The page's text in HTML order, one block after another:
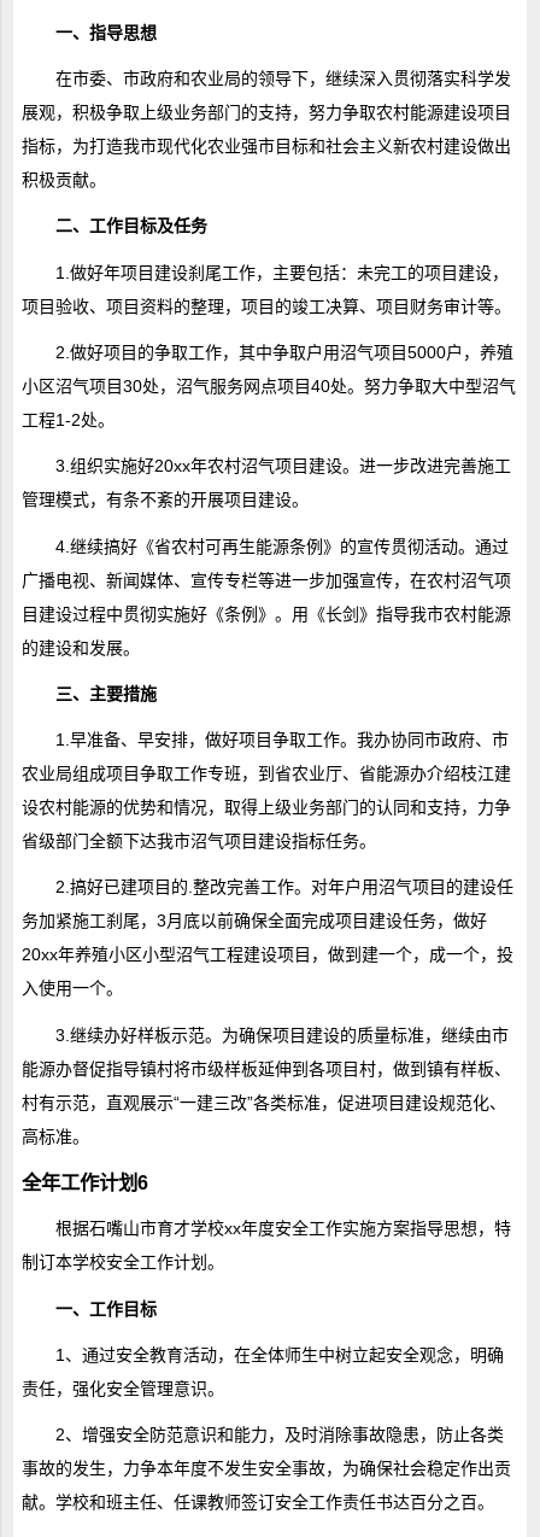
一、指导思想
在市委、市政府和农业局的领导下，继续深入贯彻落实科学发
展观，积极争取上级业务部门的支持，努力争取农村能源建设项目
指标，为打造我市现代化农业强市目标和社会主义新农村建设做出
积极贡献。
二、工作目标及任务
1.做好年项目建设刹尾工作，主要包括：未完工的项目建设，
项目验收、项目资料的整理，项目的竣工决算、项目财务审计等。
2.做好项目的争取工作，其中争取户用沼气项目5000户，养殖
小区沼气项目30处，沼气服务网点项目40处。努力争取大中型沼气
工程1-2处。
3.组织实施好20xx年农村沼气项目建设。进一步改进完善施工
管理模式，有条不紊的开展项目建设。
4.继续搞好《省农村可再生能源条例》的宣传贯彻活动。通过
广播电视、新闻媒体、宣传专栏等进一步加强宣传，在农村沼气项
目建设过程中贯彻实施好《条例》。用《长剑》指导我市农村能源
的建设和发展。
三、主要措施
1.早准备、早安排，做好项目争取工作。我办协同市政府、市
农业局组成项目争取工作专班，到省农业厅、省能源办介绍枝江建
设农村能源的优势和情况，取得上级业务部门的认同和支持，力争
省级部门全额下达我市沼气项目建设指标任务。
2.搞好已建项目的.整改完善工作。对年户用沼气项目的建设任
务加紧施工刹尾，3月底以前确保全面完成项目建设任务，做好
20xx年养殖小区小型沼气工程建设项目，做到建一个，成一个，投
入使用一个。
3.继续办好样板示范。为确保项目建设的质量标准，继续由市
能源办督促指导镇村将市级样板延伸到各项目村，做到镇有样板、
村有示范，直观展示“一建三改”各类标准，促进项目建设规范化、
高标准。
全年工作计划6
根据石嘴山市育才学校xx年度安全工作实施方案指导思想，特
制订本学校安全工作计划。
一、工作目标
1、通过安全教育活动，在全体师生中树立起安全观念，明确
责任，强化安全管理意识。
2、增强安全防范意识和能力，及时消除事故隐患，防止各类
事故的发生，力争本年度不发生安全事故，为确保社会稳定作出贡
献。学校和班主任、任课教师签订安全工作责任书达百分之百。